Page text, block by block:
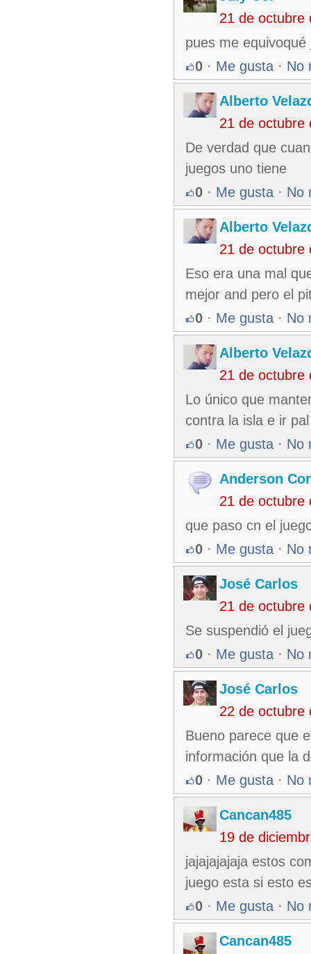
21 de octubre
pues me equivoqué
0 · Me gusta · No
Alberto
21 de octubre
De verdad que
juegos uno tiene
0 · Me gusta · No
Alberto
21 de octubre
Eso era una mal
mejor and pero el
0 · Me gusta · No
Alberto
21 de octubre
Lo único que
contra la isla e ir
0 · Me gusta · No
Anderson
21 de octubre
que paso cn el
0 · Me gusta · No
José Carlos
21 de octubre
Se suspendió el
0 · Me gusta · No
José Carlos
22 de octubre
Bueno parece que
información que la
0 · Me gusta · No
Cancan485
19 de
jajajajajaja estos
juego esta si esto
0 · Me gusta · No
Cancan485